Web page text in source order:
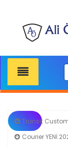
Transit
Courier YENİ